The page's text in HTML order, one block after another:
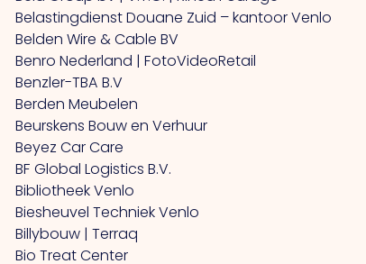
Belastingdienst Douane Zuid – kantoor Venlo
Belden Wire & Cable BV
Benro Nederland | FotoVideoRetail
Benzler-TBA B.V
Berden Meubelen
Beurskens Bouw en Verhuur
Beyez Car Care
BF Global Logistics B.V.
Bibliotheek Venlo
Biesheuvel Techniek Venlo
Billybouw | Terraq
Bio Treat Center